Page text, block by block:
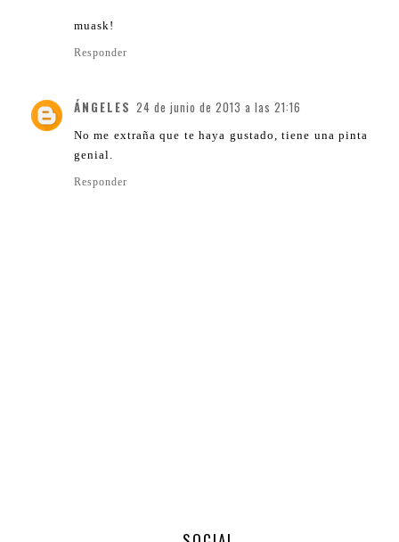
muask!
Responder
ÁNGELES 24 de junio de 2013 a las 21:16
No me extraña que te haya gustado, tiene una pinta
genial.
Responder